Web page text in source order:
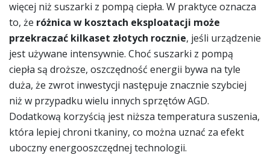
więcej niż suszarki z pompą ciepła. W praktyce oznacza
to, że różnica w kosztach eksploatacji może
przekraczać kilkaset złotych rocznie, jeśli urządzenie
jest używane intensywnie. Choć suszarki z pompą
ciepła są droższe, oszczędność energii bywa na tyle
duża, że zwrot inwestycji następuje znacznie szybciej
niż w przypadku wielu innych sprzętów AGD.
Dodatkową korzyścią jest niższa temperatura suszenia,
która lepiej chroni tkaniny, co można uznać za efekt
uboczny energooszczędnej technologii.